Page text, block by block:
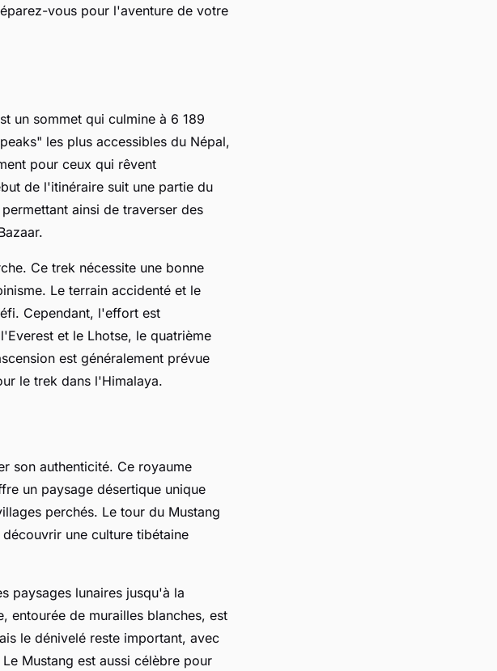
vous pour l'aventure de votre
un sommet qui culmine à 6 189
les plus accessibles du Népal,
pour ceux qui rêvent
de l'itinéraire suit une partie du
ainsi de traverser des
Ce trek nécessite une bonne
Le terrain accidenté et le
Cependant, l'effort est
et le Lhotse, le quatrième
est généralement prévue
le trek dans l'Himalaya.
son authenticité. Ce royaume
un paysage désertique unique
perchés. Le tour du Mustang
une culture tibétaine
paysages lunaires jusqu'à la
entourée de murailles blanches, est
le dénivelé reste important, avec
Mustang est aussi célèbre pour